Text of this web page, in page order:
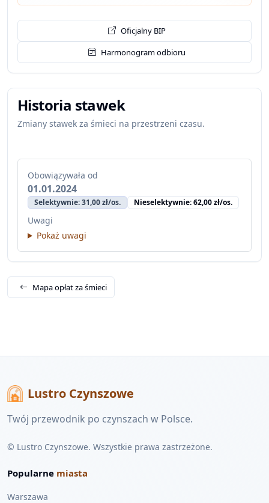
Oficjalny BIP
Harmonogram odbioru
Historia stawek
Zmiany stawek za śmieci na przestrzeni czasu.
Obowiązywała od
01.01.2024
Selektywnie: 31,00 zł/os. Nieselektywnie: 62,00 zł/os.
Uwagi
Pokaż uwagi
Mapa opłat za śmieci
Lustro Czynszowe
Twój przewodnik po czynszach w Polsce.
© Lustro Czynszowe. Wszystkie prawa zastrzeżone.
Popularne miasta
Warszawa